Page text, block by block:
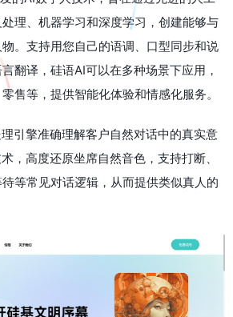
理、机器学习和深度学习，创建能够与
。支持用您自己的语调、口型同步和说
翻译，硅语AI可以在多种场景下应用，
售等，提供智能化体验和情感化服务。
引擎准确理解客户自然对话中的真实意
，高度还原坐席自然音色，支持打断、
等常见对话逻辑，从而提供类似真人的